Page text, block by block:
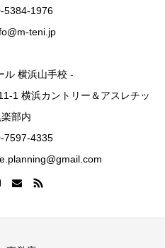
5384-1976
teni.jp
ル 横浜山手校 -
1 横浜カントリー＆アスレチッ
部内
7597-4335